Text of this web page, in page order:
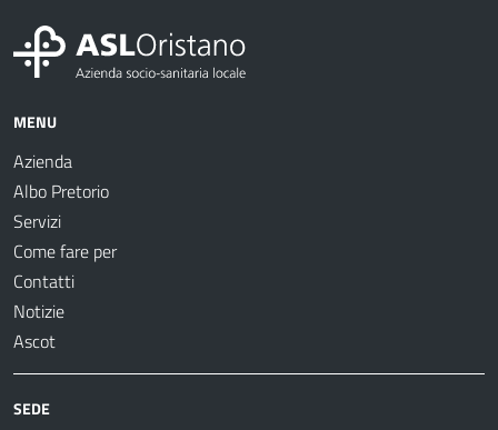
MENU
Azienda
Albo Pretorio
Servizi
Come fare per
Contatti
Notizie
Ascot
SEDE